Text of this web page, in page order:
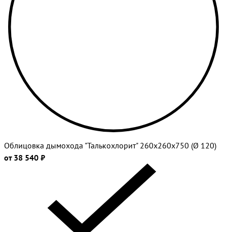
Облицовка дымохода "Талькохлорит" 260х260х750 (Ø 120)
от 38 540 ₽